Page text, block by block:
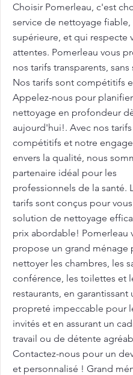
Choisir Pomerleau, c'est
service de nettoyage
supérieure, et qui respecte
attentes. Pomerleau vous
nos tarifs transparents, sans
Nos tarifs sont compétitifs
Appelez-nous pour
nettoyage en profondeur
aujourd'hui!. Avec nos tarifs
compétitifs et notre
envers la qualité, nous
partenaire idéal pour les
professionnels de la santé.
tarifs sont conçus pour
solution de nettoyage
prix abordable! Pomerleau
propose un grand ménage
nettoyer les chambres, les
conférence, les toilettes et
restaurants, en garantissant
propreté impeccable pour
invités et en assurant un
travail ou de détente
Contactez-nous pour un
et personnalisé ! Grand